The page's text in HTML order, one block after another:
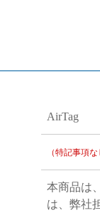
AirTag
（特記事項な
本商品は
は、弊社